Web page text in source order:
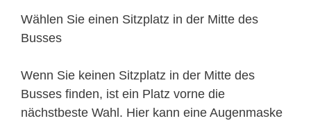
Wählen Sie einen Sitzplatz in der Mitte des
Busses
Wenn Sie keinen Sitzplatz in der Mitte des
Busses finden, ist ein Platz vorne die
nächstbeste Wahl. Hier kann eine Augenmaske